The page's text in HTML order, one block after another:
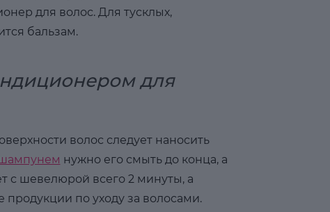
для волос. Для тусклых,
бальзам.
для
волос следует наносить
нужно его смыть до конца, а
с шевелюрой всего 2 минуты, а
по уходу за волосами.